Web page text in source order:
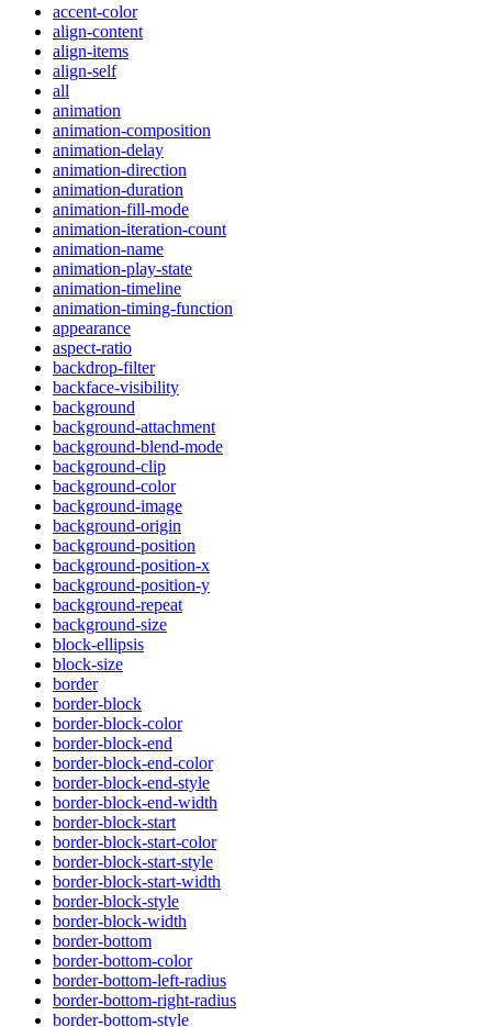
accent-color
align-content
align-items
align-self
all
animation
animation-composition
animation-delay
animation-direction
animation-duration
animation-fill-mode
animation-iteration-count
animation-name
animation-play-state
animation-timeline
animation-timing-function
appearance
aspect-ratio
backdrop-filter
backface-visibility
background
background-attachment
background-blend-mode
background-clip
background-color
background-image
background-origin
background-position
background-position-x
background-position-y
background-repeat
background-size
block-ellipsis
block-size
border
border-block
border-block-color
border-block-end
border-block-end-color
border-block-end-style
border-block-end-width
border-block-start
border-block-start-color
border-block-start-style
border-block-start-width
border-block-style
border-block-width
border-bottom
border-bottom-color
border-bottom-left-radius
border-bottom-right-radius
border-bottom-style